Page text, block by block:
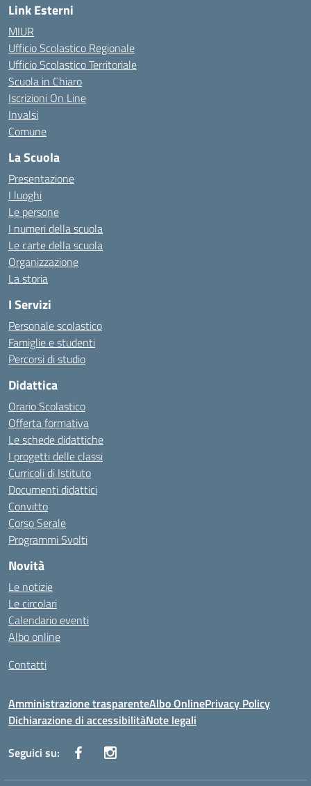
Link Esterni
MIUR
Ufficio Scolastico Regionale
Ufficio Scolastico Territoriale
Scuola in Chiaro
Iscrizioni On Line
Invalsi
Comune
La Scuola
Presentazione
I luoghi
Le persone
I numeri della scuola
Le carte della scuola
Organizzazione
La storia
I Servizi
Personale scolastico
Famiglie e studenti
Percorsi di studio
Didattica
Orario Scolastico
Offerta formativa
Le schede didattiche
I progetti delle classi
Curricoli di Istituto
Documenti didattici
Convitto
Corso Serale
Programmi Svolti
Novità
Le notizie
Le circolari
Calendario eventi
Albo online
Contatti
Amministrazione trasparenteAlbo OnlinePrivacy Policy
Dichiarazione di accessibilitàNote legali
Seguici su: